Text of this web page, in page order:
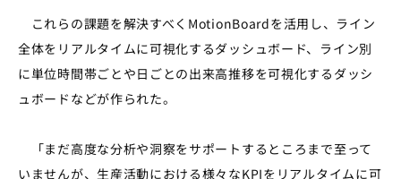
これらの課題を解決すべくMotionBoardを活用し、ライン
全体をリアルタイムに可視化するダッシュボード、ライン別
に単位時間帯ごとや日ごとの出来高推移を可視化するダッシ
ュボードなどが作られた。
「まだ高度な分析や洞察をサポートするところまで至って
いませんが、生産活動における様々なKPIをリアルタイムに可